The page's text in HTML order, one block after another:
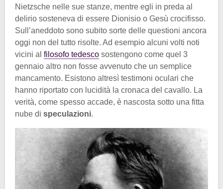
Nietzsche nelle sue stanze, mentre egli in preda al
delirio sosteneva di essere Dionisio o Gesù crocifisso.
Sull’aneddoto sono subito sorte delle questioni ancora
oggi non del tutto risolte. Ad esempio alcuni volti noti
vicini al filosofo tedesco sostengono come quel 3
gennaio altro non fosse avvenuto che un semplice
mancamento. Esistono altresì testimoni oculari che
hanno riportato con lucidità la cronaca del cavallo. La
verità, come spesso accade, è nascosta sotto una fitta
nube di speculazioni.